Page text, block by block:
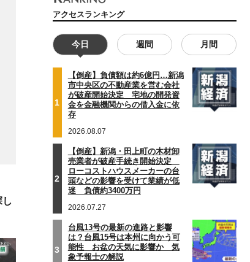
アクセスランキング
今日 週間 月間
1
【倒産】負債額は約6億円…新潟
市中央区の不動産業を営む会社
が破産開始決定 宅地の開発資
金を金融機関からの借入金に依
存
2026.08.07
2
【倒産】新潟・田上町の木材卸
売業者が破産手続き開始決定
ローコストハウスメーカーの台
頭などの影響を受けて業績が低
迷 負債約3400万円
2026.07.27
3
台風13号の最新の進路と影響
は？台風15号は本州に向かう可
能性 お盆の天気に影響か 気
象予報士の解説